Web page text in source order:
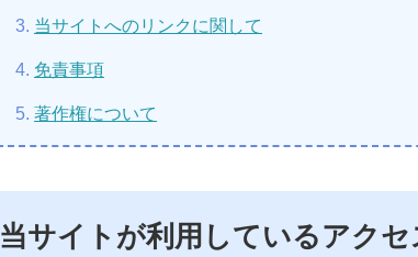
当サイトへのリンクに関して
免責事項
著作権について
当サイトが利用しているアク